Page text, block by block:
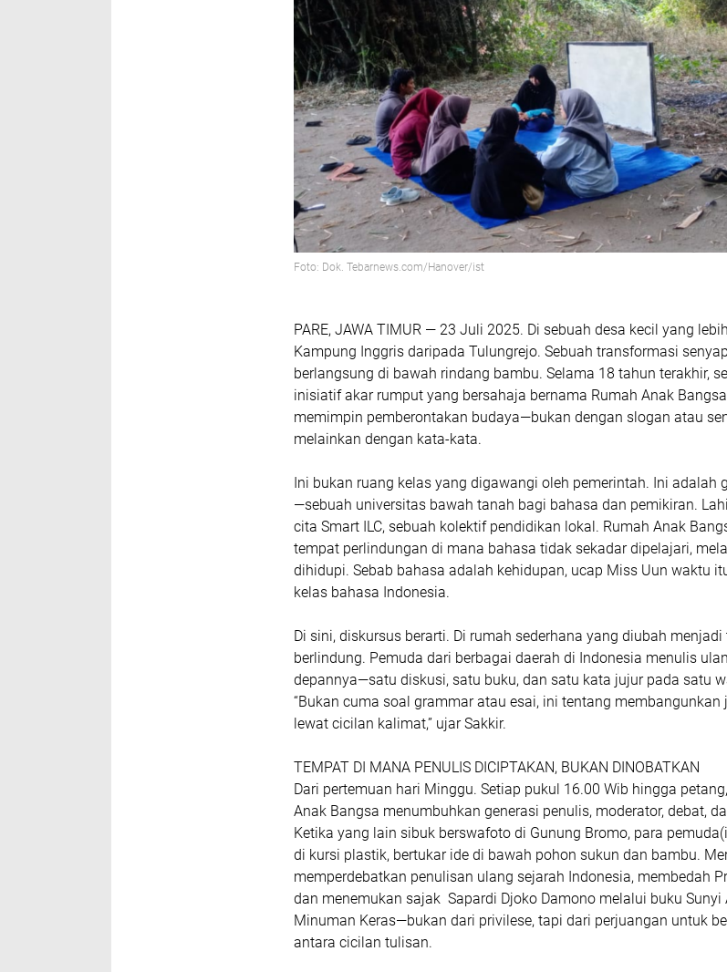
Foto: Dok. Tebarnews.com/Hanover/ist
PARE, JAWA TIMUR — 23 Juli 2025. Di sebuah desa kecil yang
Kampung Inggris daripada Tulungrejo. Sebuah transformasi
berlangsung di bawah rindang bambu. Selama 18 tahun terakhir,
inisiatif akar rumput yang bersahaja bernama Rumah Anak
memimpin pemberontakan budaya—bukan dengan slogan atau
melainkan dengan kata-kata.
Ini bukan ruang kelas yang digawangi oleh pemerintah. Ini adalah
—sebuah universitas bawah tanah bagi bahasa dan pemikiran.
cita Smart ILC, sebuah kolektif pendidikan lokal. Rumah Anak
tempat perlindungan di mana bahasa tidak sekadar dipelajari,
dihidupi. Sebab bahasa adalah kehidupan, ucap Miss Uun waktu
kelas bahasa Indonesia.
Di sini, diskursus berarti. Di rumah sederhana yang diubah
berlindung. Pemuda dari berbagai daerah di Indonesia menulis
depannya—satu diskusi, satu buku, dan satu kata jujur pada satu
“Bukan cuma soal grammar atau esai, ini tentang membangunkan
lewat cicilan kalimat,” ujar Sakkir.
TEMPAT DI MANA PENULIS DICIPTAKAN, BUKAN DINOBATKAN
Dari pertemuan hari Minggu. Setiap pukul 16.00 Wib hingga
Anak Bangsa menumbuhkan generasi penulis, moderator, debat,
Ketika yang lain sibuk berswafoto di Gunung Bromo, para
di kursi plastik, bertukar ide di bawah pohon sukun dan bambu.
memperdebatkan penulisan ulang sejarah Indonesia, membedah
dan menemukan sajak Sapardi Djoko Damono melalui buku Sunyi
Minuman Keras—bukan dari privilese, tapi dari perjuangan untuk
antara cicilan tulisan.